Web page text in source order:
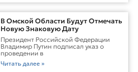
В Омской Области Будут Отмечать
Новую Знаковую Дату
Президент Российской Федерации
Владимир Путин подписал указ о
проведении в
Читать далее »